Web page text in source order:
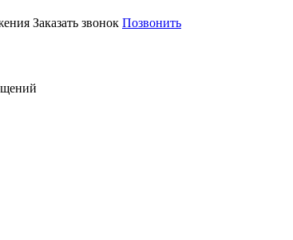
Заказать звонок Позвонить